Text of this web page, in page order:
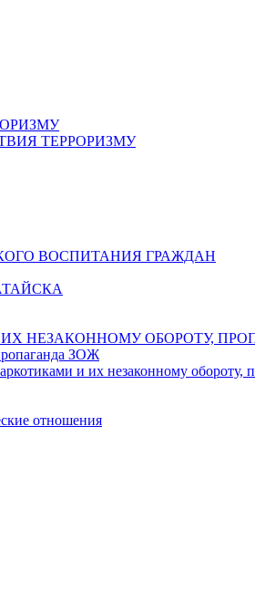
ТЕРРОРИЗМУ
ВОСПИТАНИЯ ГРАЖДАН
НЕЗАКОННОМУ ОБОРОТУ,
ЗОЖ
и их незаконному
отношения